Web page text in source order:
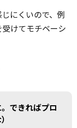
にくいので、例
けてモチベーシ
できればプロ